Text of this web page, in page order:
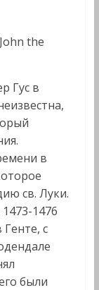
the
Гус в
в
св. Луки.
1476
с
были